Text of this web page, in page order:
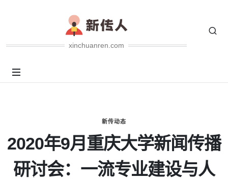
xinchuanren.com
新传动态
2020年9月重庆大学新闻传播
研讨会：一流专业建设与人